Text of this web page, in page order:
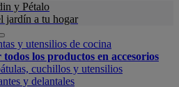
y Pétalo
jardín a tu hogar
y utensilios de cocina
todos los productos en accesorios
cuchillos y utensilios
y delantales